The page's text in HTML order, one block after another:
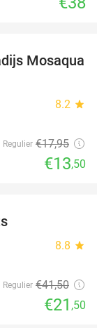
25%
Mosaqua
8.2 star
Regulier €17,95
€13,50
8.8 star
Regulier €41,50
€21 ,50